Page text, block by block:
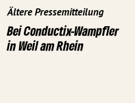
Ältere Pressemitteilung
Bei Conductix-Wampfler
in Weil am Rhein